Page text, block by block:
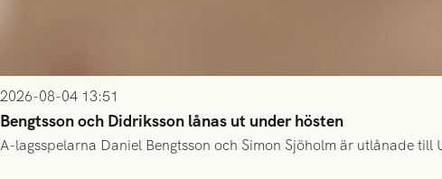
2026-08-04 13:51
Bengtsson och Didriksson lånas ut under hösten
A-lagsspelarna Daniel Bengtsson och Simon Sjöholm är utlånade